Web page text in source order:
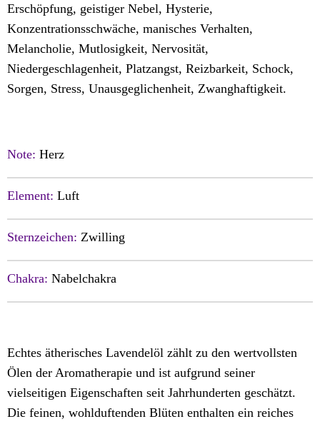
Erschöpfung, geistiger Nebel, Hysterie,
Konzentrationsschwäche, manisches Verhalten,
Melancholie, Mutlosigkeit, Nervosität,
Niedergeschlagenheit, Platzangst, Reizbarkeit, Schock,
Sorgen, Stress, Unausgeglichenheit, Zwanghaftigkeit.
Note: Herz
Element: Luft
Sternzeichen: Zwilling
Chakra: Nabelchakra
Echtes ätherisches Lavendelöl zählt zu den wertvollsten
Ölen der Aromatherapie und ist aufgrund seiner
vielseitigen Eigenschaften seit Jahrhunderten geschätzt.
Die feinen, wohlduftenden Blüten enthalten ein reiches